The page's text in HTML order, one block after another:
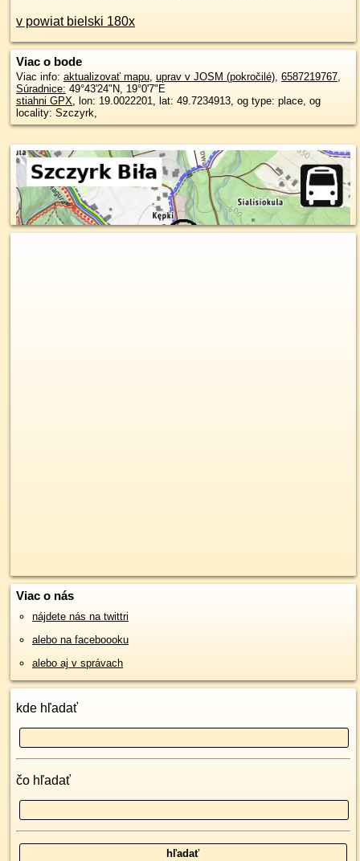
v powiat bielski 180x
Viac o bode
Viac info: aktualizovať mapu, uprav v JOSM (pokročilé), 6587219767,
Súradnice: 49°43'24"N, 19°0'7"E
stiahni GPX, lon: 19.0022201, lat: 49.7234913, og type: place, og
locality: Szczyrk,
Viac o nás
nájdete nás na twittri
alebo na faceboooku
alebo aj v správach
kde hľadať
čo hľadať